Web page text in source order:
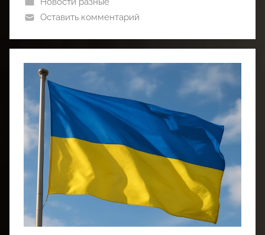
Оставить комментарий